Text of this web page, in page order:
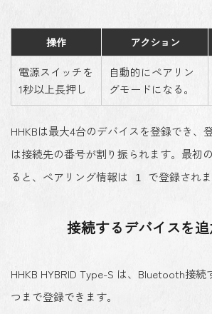
操作 アクション
電源スイッチを
1秒以上長押し
自動的にペアリン
グモードになる。
HHKBは最大4台のデバイスを登録でき、
は接続先の番号が割り振られます。最初
ると、ペアリング情報は
1 で登録されま
接続するデバイスを追
HHKB HYBRID Type-S は、Bluetooth接
つまで登録できます。